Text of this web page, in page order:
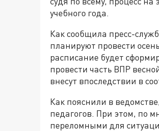
учебного года.
Как сообщила пресс-
планируют провести
расписание будет
провести часть ВПР
внесут впоследствии в
Как пояснили в
педагогов. При этом, по
переломными для